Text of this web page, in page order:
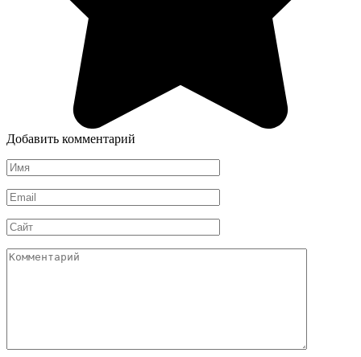
Добавить комментарий
Имя
*
Email
*
Сайт
Комментарий